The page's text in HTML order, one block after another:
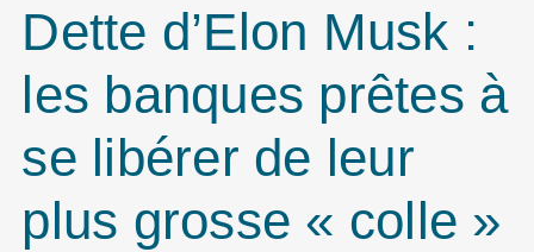
Dette d’Elon Musk :
les banques prêtes à
se libérer de leur
plus grosse « colle »